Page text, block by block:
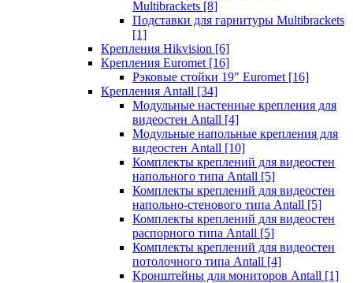
Multibrackets [8]
Подставки для гарнитуры Multibrackets
[1]
Крепления Hikvision [6]
Крепления Euromet [16]
Рэковые стойки 19" Euromet [16]
Крепления Antall [34]
Модульные настенные крепления для
видеостен Antall [4]
Модульные напольные крепления для
видеостен Antall [10]
Комплекты креплений для видеостен
напольного типа Antall [5]
Комплекты креплений для видеостен
напольно-стенового типа Antall [5]
Комплекты креплений для видеостен
распорного типа Antall [5]
Комплекты креплений для видеостен
потолочного типа Antall [4]
Кронштейны для мониторов Antall [1]